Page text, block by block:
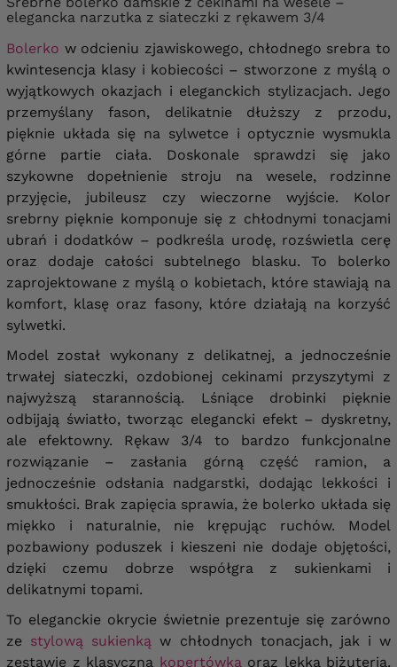
elegancka narzutka z siateczki z rękawem 3/4
Bolerko w odcieniu zjawiskowego, chłodnego srebra to
kwintesencja klasy i kobiecości – stworzone z myślą o
wyjątkowych okazjach i eleganckich stylizacjach. Jego
przemyślany fason, delikatnie dłuższy z przodu,
pięknie układa się na sylwetce i optycznie wysmukla
górne partie ciała. Doskonale sprawdzi się jako
szykowne dopełnienie stroju na wesele, rodzinne
przyjęcie, jubileusz czy wieczorne wyjście. Kolor
srebrny pięknie komponuje się z chłodnymi tonacjami
ubrań i dodatków – podkreśla urodę, rozświetla cerę
oraz dodaje całości subtelnego blasku. To bolerko
zaprojektowane z myślą o kobietach, które stawiają na
komfort, klasę oraz fasony, które działają na korzyść
sylwetki.
Model został wykonany z delikatnej, a jednocześnie
trwałej siateczki, ozdobionej cekinami przyszytymi z
najwyższą starannością. Lśniące drobinki pięknie
odbijają światło, tworząc elegancki efekt – dyskretny,
ale efektowny. Rękaw 3/4 to bardzo funkcjonalne
rozwiązanie – zasłania górną część ramion, a
jednocześnie odsłania nadgarstki, dodając lekkości i
smukłości. Brak zapięcia sprawia, że bolerko układa się
miękko i naturalnie, nie krępując ruchów. Model
pozbawiony poduszek i kieszeni nie dodaje objętości,
dzięki czemu dobrze współgra z sukienkami i
delikatnymi topami.
To eleganckie okrycie świetnie prezentuje się zarówno
ze stylową sukienką w chłodnych tonacjach, jak i w
zestawie z klasyczną kopertówkąoraz lekką biżuterią.